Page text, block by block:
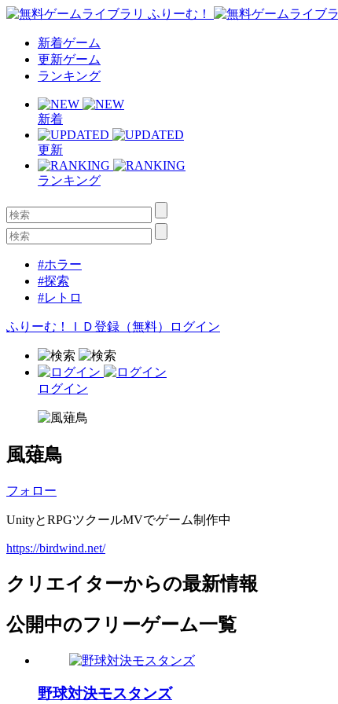
新着ゲーム
更新ゲーム
ランキング
新着
更新
ランキング
#ホラー
#探索
#レトロ
ふりーむ！ＩＤ登録（無料） ログイン
ログイン
風薙鳥
フォロー
UnityとRPGツクールMVでゲーム制作中
https://birdwind.net/
クリエイターからの最新情報
公開中のフリーゲーム一覧
野球対決モスタンズ